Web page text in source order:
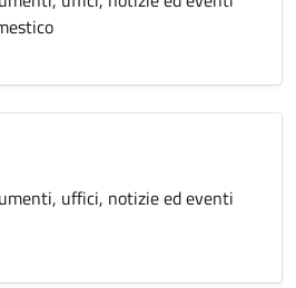
uffici, notizie ed eventi